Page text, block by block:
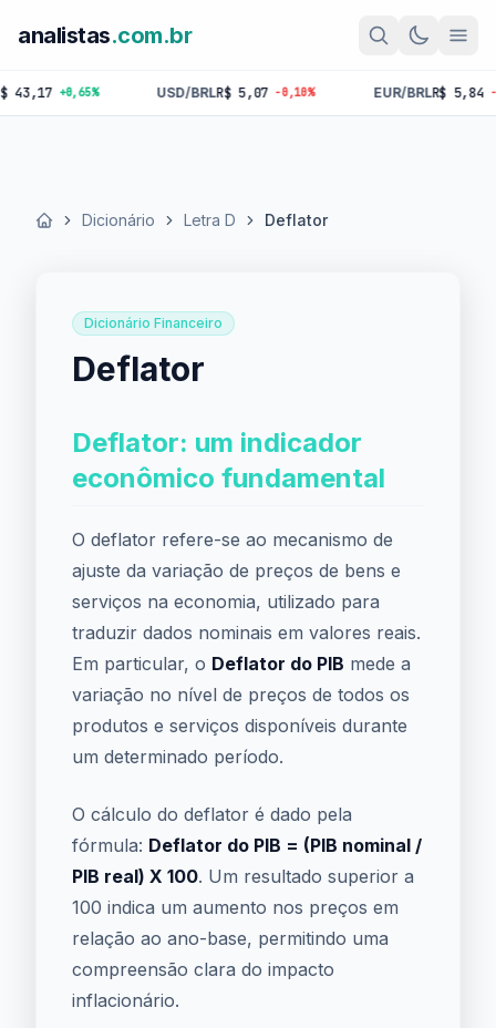
analistas.com.br
+0,65% USD/BRLR$ 5,07 -0,10% EUR/BRLR$ 5,84 -0,18%
Início Dicionário Letra D Deflator
Dicionário Financeiro
Deflator
Deflator: um indicador
econômico fundamental
O deflator refere-se ao mecanismo de
ajuste da variação de preços de bens e
serviços na economia, utilizado para
traduzir dados nominais em valores reais.
Em particular, o Deflator do PIB mede a
variação no nível de preços de todos os
produtos e serviços disponíveis durante
um determinado período.
O cálculo do deflator é dado pela
fórmula: Deflator do PIB = (PIB nominal /
PIB real) X 100. Um resultado superior a
100 indica um aumento nos preços em
relação ao ano-base, permitindo uma
compreensão clara do impacto
inflacionário.